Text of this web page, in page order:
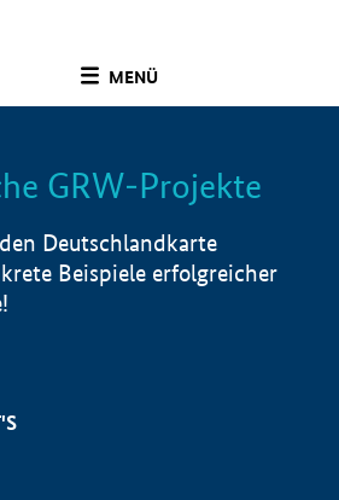
MENÜ
Info
GRW-Projekte
Deutschlandkarte
Beispiele erfolgreicher